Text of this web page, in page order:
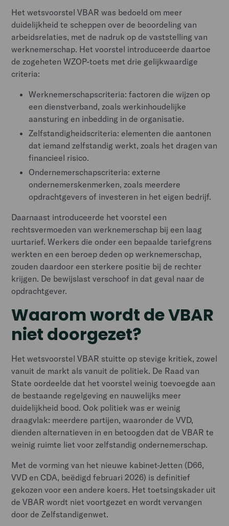
Het wetsvoorstel VBAR was bedoeld om meer
duidelijkheid te scheppen over de beoordeling van
arbeidsrelaties, met de nadruk op de vaststelling van
werknemerschap. Het voorstel introduceerde daartoe
de zogeheten WZOP-toets met drie gelijkwaardige
criteria:
Werknemerschapscriteria: factoren die wijzen op
een dienstverband, zoals werkinhoudelijke
aansturing en inbedding in de organisatie.
Zelfstandigheidscriteria: elementen die aantonen
dat iemand zelfstandig werkt, zoals het dragen van
financieel risico.
Ondernemerschapscriteria: externe
ondernemerskenmerken, zoals meerdere
opdrachtgevers of investeren in het eigen bedrijf.
Daarnaast introduceerde het voorstel een
rechtsvermoeden van werknemerschap bij een laag
uurtarief. Werkers die onder een bepaalde tariefgrens
werkten en een beroep deden op werknemerschap,
zouden daardoor een sterkere positie bij de rechter
krijgen. De bewijslast verschoof in dat geval naar de
opdrachtgever.
Waarom wordt de VBAR
niet doorgezet?
Het wetsvoorstel VBAR stuitte op stevige kritiek, zowel
vanuit de markt als vanuit de politiek. De Raad van
State oordeelde dat het voorstel weinig toevoegde aan
de bestaande regelgeving en nauwelijks meer
duidelijkheid bood. Ook politiek was er weinig
draagvlak: meerdere partijen, waaronder de VVD,
dienden alternatieven in en betoogden dat de VBAR te
weinig ruimte liet voor zelfstandig ondernemerschap.
Met de vorming van het nieuwe kabinet-Jetten (D66,
VVD en CDA, beëdigd februari 2026) is definitief
gekozen voor een andere koers. Het toetsingskader uit
de VBAR wordt niet voortgezet en wordt vervangen
door de Zelfstandigenwet.